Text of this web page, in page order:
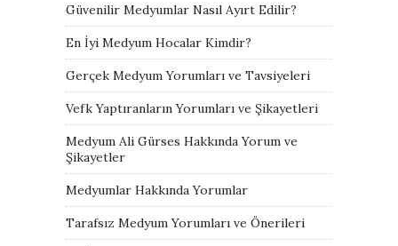
Güvenilir Medyumlar Nasıl Ayırt Edilir?
En İyi Medyum Hocalar Kimdir?
Gerçek Medyum Yorumları ve Tavsiyeleri
Vefk Yaptıranların Yorumları ve Şikayetleri
Medyum Ali Gürses Hakkında Yorum ve
Şikayetler
Medyumlar Hakkında Yorumlar
Tarafsız Medyum Yorumları ve Önerileri